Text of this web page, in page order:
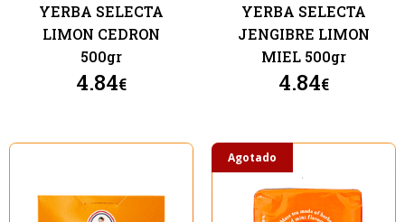
YERBA SELECTA
LIMON CEDRON
500gr
4.84€
YERBA SELECTA
JENGIBRE LIMON
MIEL 500gr
4.84€
Agotado